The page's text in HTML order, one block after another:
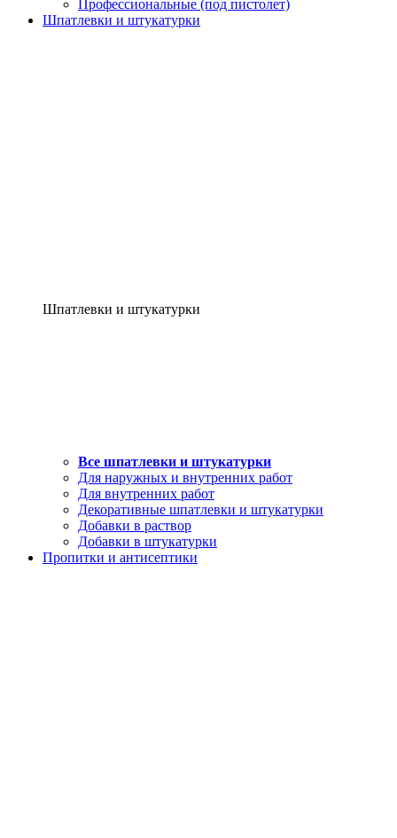
Профессиональные (под пистолет)
Шпатлевки и штукатурки
Шпатлевки и штукатурки
Все шпатлевки и штукатурки
Для наружных и внутренних работ
Для внутренних работ
Декоративные шпатлевки и штукатурки
Добавки в раствор
Добавки в штукатурки
Пропитки и антисептики